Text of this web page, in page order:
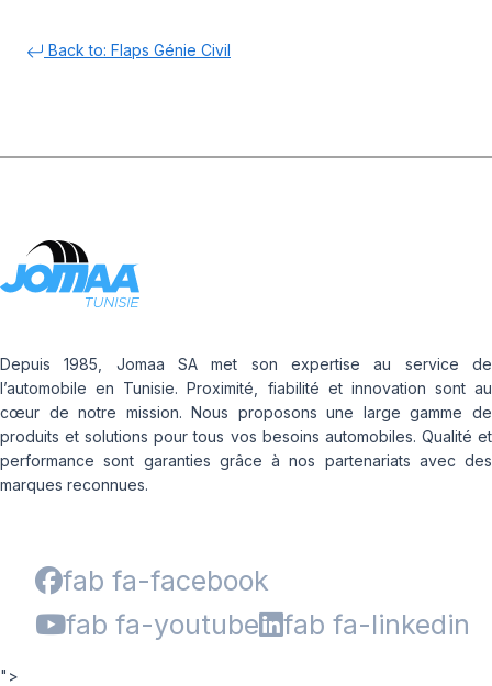
Back to: Flaps Génie Civil
Depuis 1985, Jomaa SA met son expertise au service de
l’automobile en Tunisie. Proximité, fiabilité et innovation sont au
cœur de notre mission. Nous proposons une large gamme de
produits et solutions pour tous vos besoins automobiles. Qualité et
performance sont garanties grâce à nos partenariats avec des
marques reconnues.
fab fa-facebook
fab fa-youtube
fab fa-linkedin
">